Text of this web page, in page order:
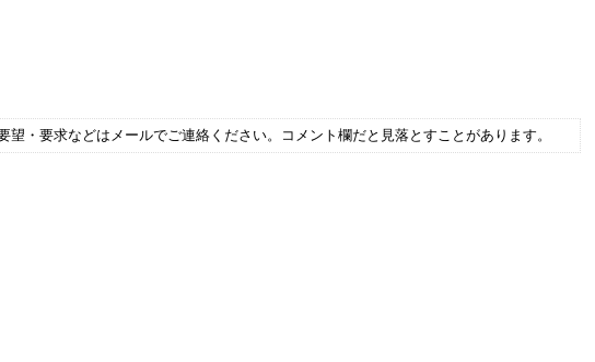
・要求などはメールでご連絡ください。コメント欄だと見落とすことがあります。